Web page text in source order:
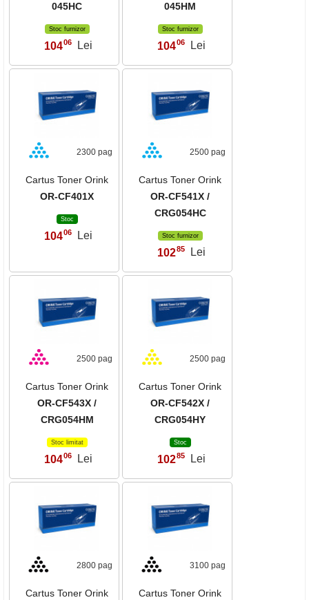
045HC
Stoc furnizor
10406 Lei
045HM
Stoc furnizor
10406 Lei
2300 pag
Cartus Toner Orink
OR-CF401X
Stoc
10406 Lei
2500 pag
Cartus Toner Orink
OR-CF541X /
CRG054HC
Stoc furnizor
10285 Lei
2500 pag
Cartus Toner Orink
OR-CF543X /
CRG054HM
Stoc limitat
10406 Lei
2500 pag
Cartus Toner Orink
OR-CF542X /
CRG054HY
Stoc
10285 Lei
2800 pag
Cartus Toner Orink
3100 pag
Cartus Toner Orink